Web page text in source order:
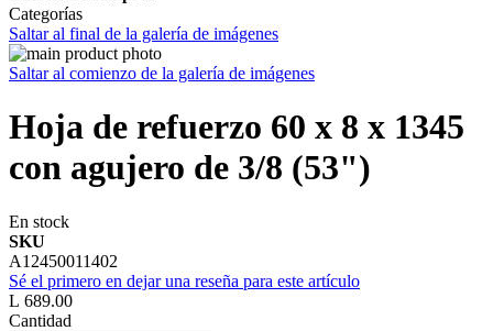
Categorías
Saltar al final de la galería de imágenes
Saltar al comienzo de la galería de imágenes
Hoja de refuerzo 60 x 8 x 1345
con agujero de 3/8 (53")
En stock
SKU
A12450011402
Sé el primero en dejar una reseña para este artículo
L 689.00
Cantidad